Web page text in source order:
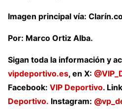
Imagen principal vía:
Por: Marco Ortiz Alba.
Sigan toda la información y
vipdeportivo.es, en X:
Facebook: VIP Deportivo.
Deportivo. Instagram: